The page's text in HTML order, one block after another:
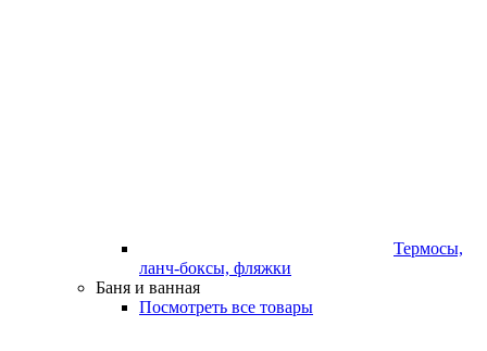
Термосы,
ланч-боксы, фляжки
Баня и ванная
Посмотреть все товары